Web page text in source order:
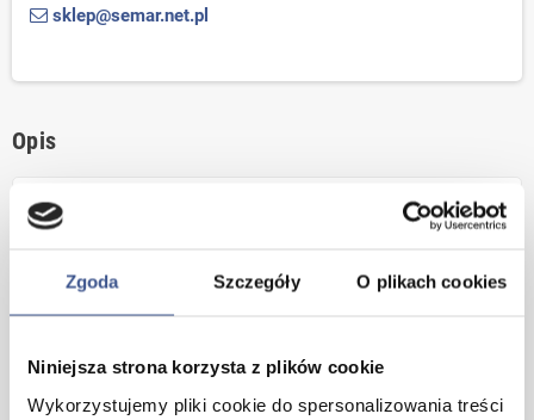
Zgoda Szczegóły O plikach cookies
Niniejsza strona korzysta z plików cookie
Wykorzystujemy pliki cookie do spersonalizowania treści
sklep@semar.net.pl
Opis
Przeznaczony do klejenia tapet z
Tapety flizelinowe to nowa generacja tapet nie
odkształcających się (nie kurczą się i nie rozciągają
tapetowanie bez uprzedniego zmiękczania tapety.
direct jest również przeznaczony do klejenia tapet z włókna
szklanego.